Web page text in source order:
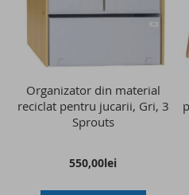
DORINTE
Organizator din material
reciclat pentru jucarii, Gri, 3
Sprouts
550,00lei